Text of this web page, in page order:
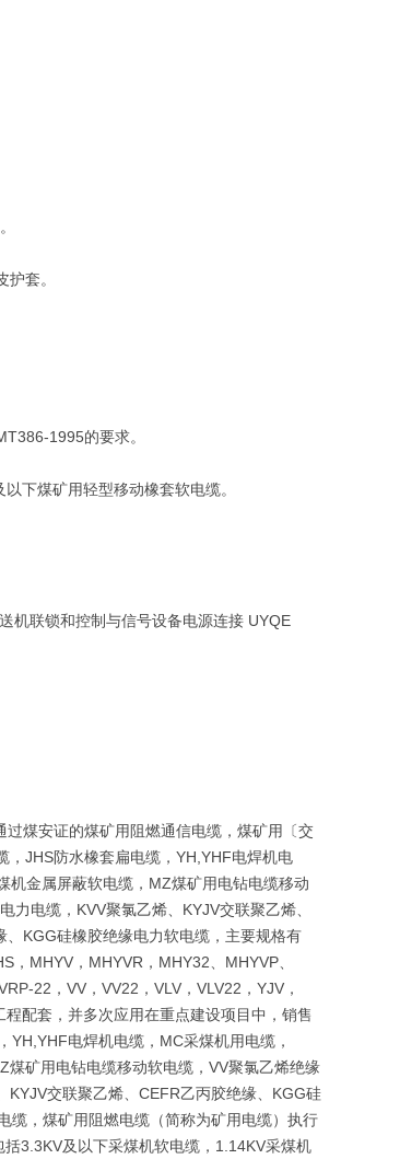
套。
1995的要求。
下煤矿用轻型移动橡套软电缆。
机联锁和控制与信号设备电源连接 UYQE
煤安证的煤矿用阻燃通信电缆，煤矿用〔交
JHS防水橡套扁电缆，YH,YHF电焊机电
机金属屏蔽软电缆，MZ煤矿用电钻电缆移动
电缆，KVV聚氯乙烯、KYJV交联聚乙烯、
KGG硅橡胶绝缘电力软电缆，主要规格有
MHYV，MHYVR，MHY32、MHYVP、
22，VV，VV22，VLV，VLV22，YJV，
配套，并多次应用在重点建设项目中，销售
电焊机电缆，MC采煤机用电缆，
煤矿用电钻电缆移动软电缆，VV聚氯乙烯绝缘
交联聚乙烯、CEFR乙丙胶绝缘、KGG硅
缆，煤矿用阻燃电缆（简称为矿用电缆）执行
3.3KV及以下采煤机软电缆，1.14KV采煤机